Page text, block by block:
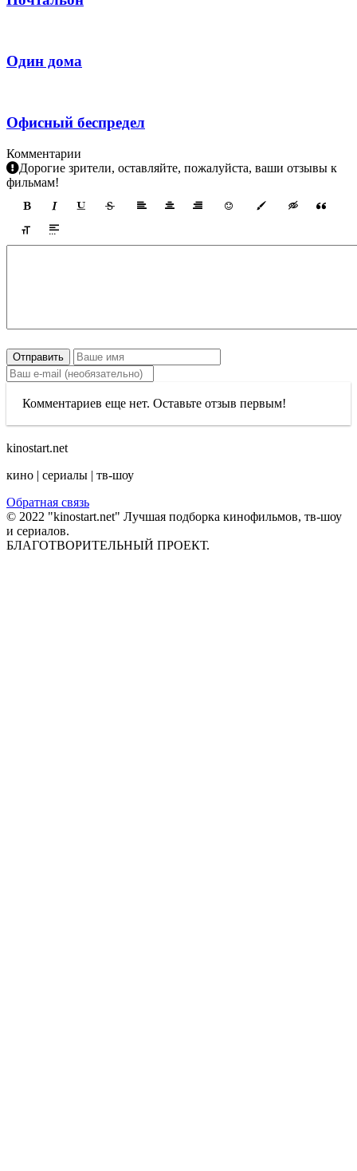
Один дома
Офисный беспредел
Комментарии
Дорогие зрители, оставляйте, пожалуйста, ваши отзывы к
фильмам!
Отправить
Комментариев еще нет. Оставьте отзыв первым!
kinostart.net
кино | сериалы | тв-шоу
Обратная связь
© 2022 "kinostart.net" Лучшая подборка кинофильмов, тв-шоу
и сериалов.
БЛАГОТВОРИТЕЛЬНЫЙ ПРОЕКТ.